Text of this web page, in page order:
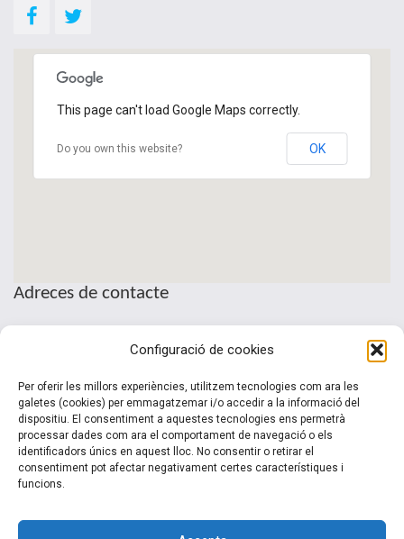
Configuració de cookies
Per oferir les millors experiències, utilitzem tecnologies com ara les
galetes (cookies) per emmagatzemar i/o accedir a la informació del
dispositiu. El consentiment a aquestes tecnologies ens permetrà
processar dades com ara el comportament de navegació o els
identificadors únics en aquest lloc. No consentir o retirar el
consentiment pot afectar negativament certes característiques i
funcions.
This page can't load Google Maps correctly.
Do you own this website? OK
Adreces de contacte
Telèfon: (+34) 937 361 100
clubinternacionalitzacio@cecot.org.